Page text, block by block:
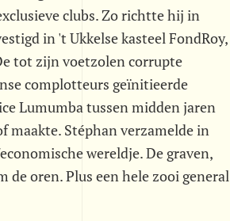
clubs. Zo richtte hij in
in 't Ukkelse kasteel FondRoy,
tot zijn voetzolen corrupte
complotteurs geïnitieerde
Lumumba tussen midden jaren
maakte. Stéphan verzamelde in
wereldje. De graven,
de oren. Plus een hele zooi general